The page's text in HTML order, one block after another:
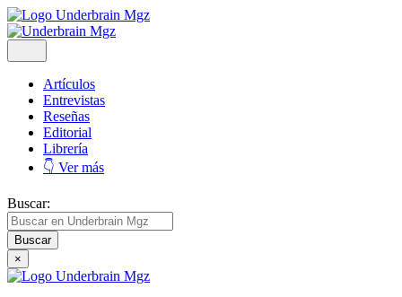
Artículos
Entrevistas
Reseñas
Editorial
Librería
👇 Ver más
Buscar:
×